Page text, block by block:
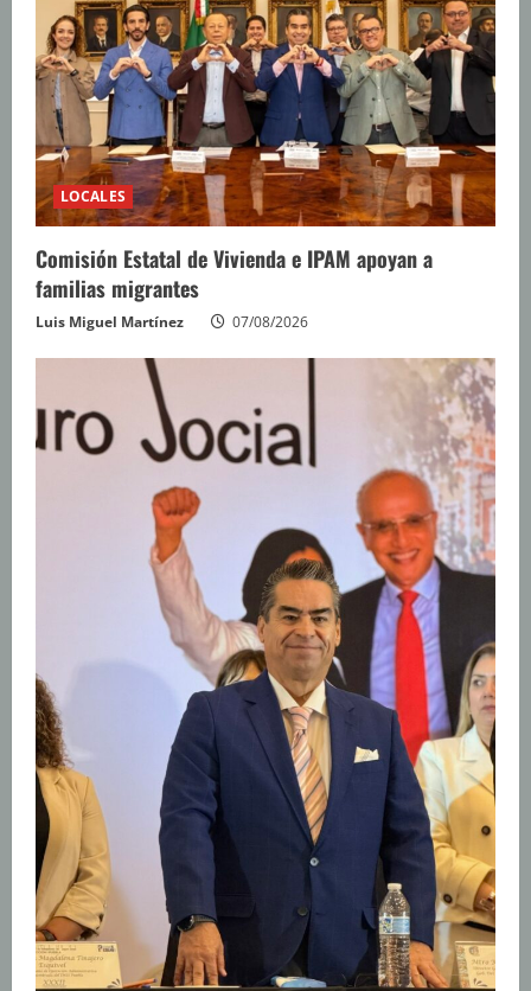
LOCALES
Comisión Estatal de Vivienda e IPAM apoyan a
familias migrantes
Luis Miguel Martínez 07/08/2026